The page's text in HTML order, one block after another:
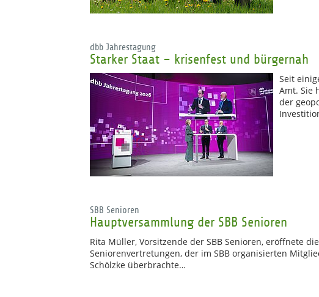
dbb Jahrestagung
Starker Staat – krisenfest und bürgernah
Seit
Amt. Sie
der
SBB Senioren
Hauptversammlung der SBB Senioren
Rita Müller, Vorsitzende der SBB Senioren, eröffnete
Seniorenvertretungen, der im SBB organisierten
Schölzke überbrachte…